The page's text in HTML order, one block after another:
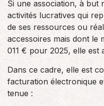
Si une association, à but
activités lucratives qui
de ses ressources ou
accessoires mais dont le
011 € pour 2025, elle est
Dans ce cadre, elle est
facturation électronique
tenue :